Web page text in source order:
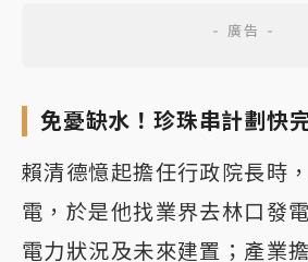
免憂缺水！珍珠串計劃快
賴清德憶起擔任行政院長時
電，於是他找業界去林口發
電力狀況及未來建置；產業